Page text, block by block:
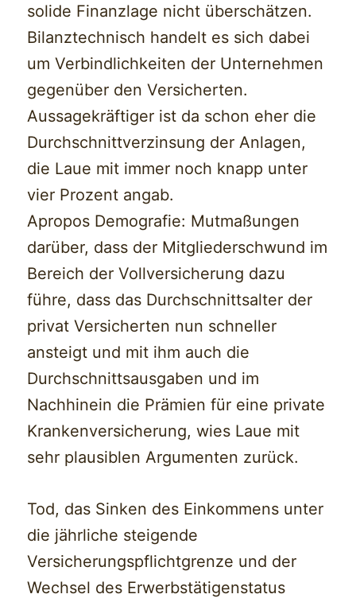
solide Finanzlage nicht überschätzen.
Bilanztechnisch handelt es sich dabei
um Verbindlichkeiten der Unternehmen
gegenüber den Versicherten.
Aussagekräftiger ist da schon eher die
Durchschnittverzinsung der Anlagen,
die Laue mit immer noch knapp unter
vier Prozent angab.
Apropos Demografie: Mutmaßungen
darüber, dass der Mitgliederschwund im
Bereich der Vollversicherung dazu
führe, dass das Durchschnittsalter der
privat Versicherten nun schneller
ansteigt und mit ihm auch die
Durchschnittsausgaben und im
Nachhinein die Prämien für eine private
Krankenversicherung, wies Laue mit
sehr plausiblen Argumenten zurück.
Tod, das Sinken des Einkommens unter
die jährliche steigende
Versicherungspflichtgrenze und der
Wechsel des Erwerbstätigenstatus